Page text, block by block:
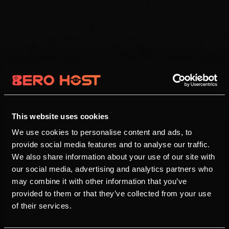
This website uses cookies
We use cookies to personalise content and ads, to
provide social media features and to analyse our traffic.
We also share information about your use of our site with
our social media, advertising and analytics partners who
may combine it with other information that you’ve
provided to them or that they’ve collected from your use
of their services.